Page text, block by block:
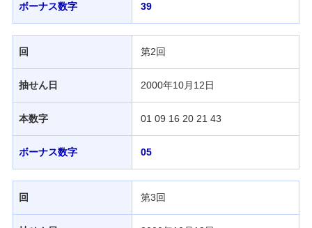
宝くじの購入・照会
宝くじ商品一覧
初めての方へ
みずほ銀行店舗・ATM
ボーナス数字 39
回 第2回
抽せん日 2000年10月12日
本数字 01 09 16 20 21 43
ボーナス数字 05
回 第3回